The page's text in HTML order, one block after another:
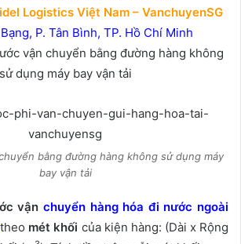
Logistics Việt Nam – VanchuyenSG
P. Tân Bình, TP. Hồ Chí Minh
vận chuyển bằng đường hàng không
sử dụng máy bay vận tải
bằng đường hàng không sử dụng máy
bay vận tải
vận chuyển hàng hóa đi nước ngoài
theo mét khối của kiện hàng: (Dài x Rộng